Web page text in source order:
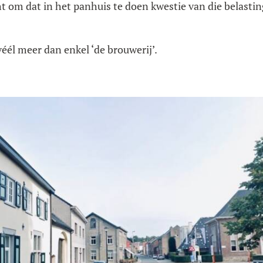
om dat in het panhuis te doen kwestie van die
meer dan enkel ‘de brouwerij’.